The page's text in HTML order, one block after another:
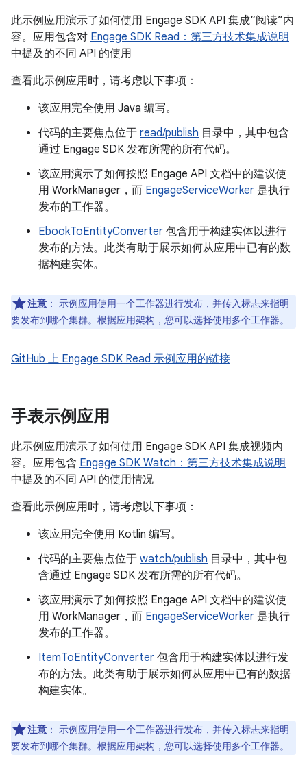
此示例应用演示了如何使用 Engage SDK API 集成“阅读”内
容。应用包含对 Engage SDK Read：第三方技术集成说明
中提及的不同 API 的使用
查看此示例应用时，请考虑以下事项：
该应用完全使用 Java 编写。
代码的主要焦点位于 read/publish 目录中，其中包含
通过 Engage SDK 发布所需的所有代码。
该应用演示了如何按照 Engage API 文档中的建议使
用 WorkManager，而 EngageServiceWorker 是执行
发布的工作器。
EbookToEntityConverter 包含用于构建实体以进行
发布的方法。此类有助于展示如何从应用中已有的数
据构建实体。
注意 ： 示例应用使用一个工作器进行发布，并传入标志来指明
要发布到哪个集群。根据应用架构，您可以选择使用多个工作器。
GitHub 上 Engage SDK Read 示例应用的链接
手表示例应用
此示例应用演示了如何使用 Engage SDK API 集成视频内
容。应用包含 Engage SDK Watch：第三方技术集成说明
中提及的不同 API 的使用情况
查看此示例应用时，请考虑以下事项：
该应用完全使用 Kotlin 编写。
代码的主要焦点位于 watch/publish 目录中，其中包
含通过 Engage SDK 发布所需的所有代码。
该应用演示了如何按照 Engage API 文档中的建议使
用 WorkManager，而 EngageServiceWorker 是执行
发布的工作器。
ItemToEntityConverter 包含用于构建实体以进行发
布的方法。此类有助于展示如何从应用中已有的数据
构建实体。
注意 ： 示例应用使用一个工作器进行发布，并传入标志来指明
要发布到哪个集群。根据应用架构，您可以选择使用多个工作器。